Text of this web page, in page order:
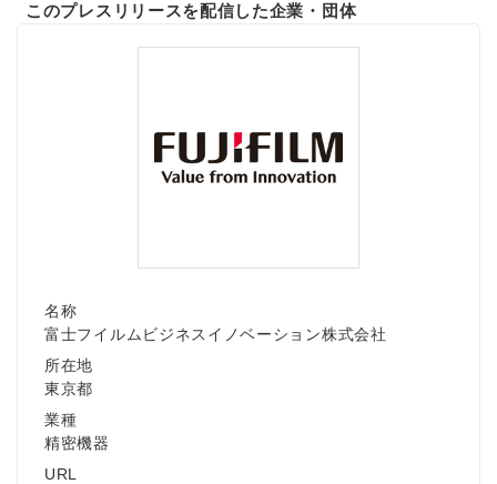
このプレスリリースを配信した企業・団体
名称
富士フイルムビジネスイノベーション株式会社
所在地
東京都
業種
精密機器
URL